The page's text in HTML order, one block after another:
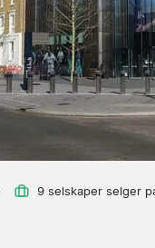
9 selskaper selger